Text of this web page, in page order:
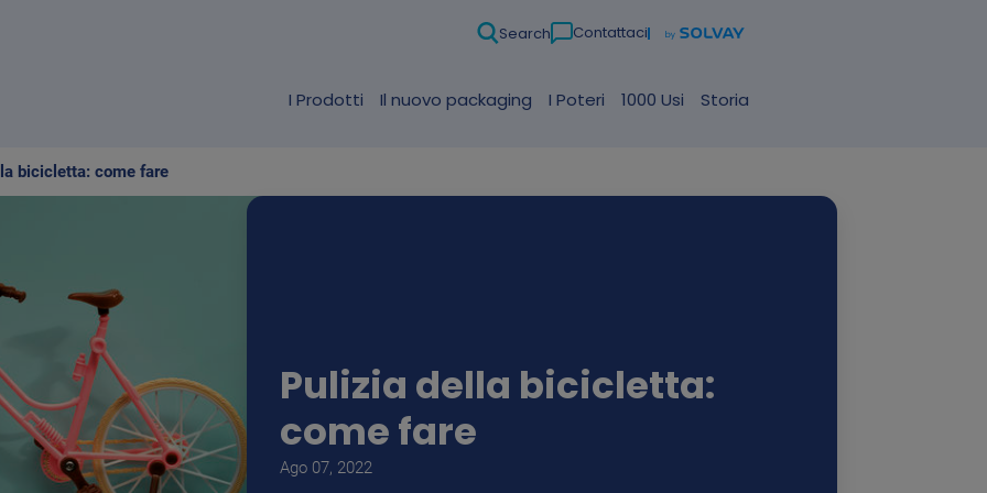
Search Contattaci
I Prodotti Il nuovo packaging I Poteri 1000 Usi Storia
bicicletta: come fare
Pulizia della bicicletta:
come fare
Ago 07, 2022